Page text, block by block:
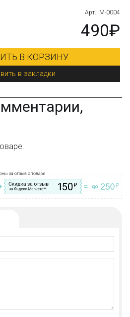
?
Арт.: M-0004
490₽
В КОРЗИНУ
в закладки